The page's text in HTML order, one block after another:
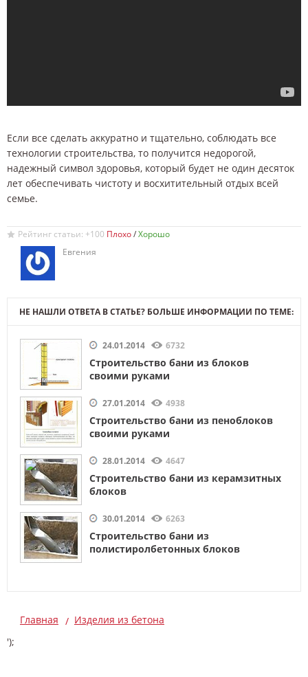
Если все сделать аккуратно и тщательно, соблюдать все
технологии строительства, то получится недорогой,
надежный символ здоровья, который будет не один десяток
лет обеспечивать чистоту и восхитительный отдых всей
семье.
Рейтинг статьи: +100
/
Евгения
НЕ НАШЛИ ОТВЕТА В СТАТЬЕ? БОЛЬШЕ ИНФОРМАЦИИ ПО ТЕМЕ:
24.01.2014 6732
Строительство бани из блоков
своими руками
27.01.2014 4938
Строительство бани из пеноблоков
своими руками
28.01.2014 4647
Строительство бани из керамзитных
блоков
30.01.2014 6263
Строительство бани из
полистиролбетонных блоков
Главная
Изделия из бетона
');